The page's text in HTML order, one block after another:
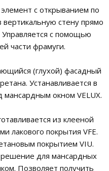
с открыванием по
вертикальную стену прямо
с помощью
части фрамуги.
(глухой) фасадный
Устанавливается в
мансардным окном VELUX.
из клееной
лакового покрытия VFE.
покрытием VIU.
для мансардных
Позволяет получить